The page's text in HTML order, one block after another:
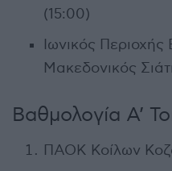
(15:00)
Ιωνικός
Μακεδονικός
Βαθμολογία Α’
ΠΑΟΚ Κοίλων